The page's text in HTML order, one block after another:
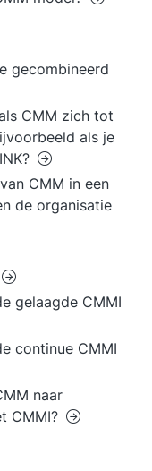
gecombineerd
CMM zich tot
als je
CMM in een
de organisatie
gelaagde CMMI
continue CMMI
naar
CMMI?